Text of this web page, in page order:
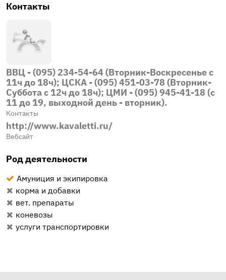
Контакты
ВВЦ - (095) 234-54-64 (Вторник-Воскресенье с
11ч до 18ч); ЦСКА - (095) 451-03-78 (Вторник-
Суббота с 12ч до 18ч); ЦМИ - (095) 945-41-18 (с
11 до 19, выходной день - вторник).
Контакты
http://www.kavaletti.ru/
Вебсайт
Род деятельности
Амуниция и экипировка
корма и добавки
вет. препараты
коневозы
услуги транспортировки